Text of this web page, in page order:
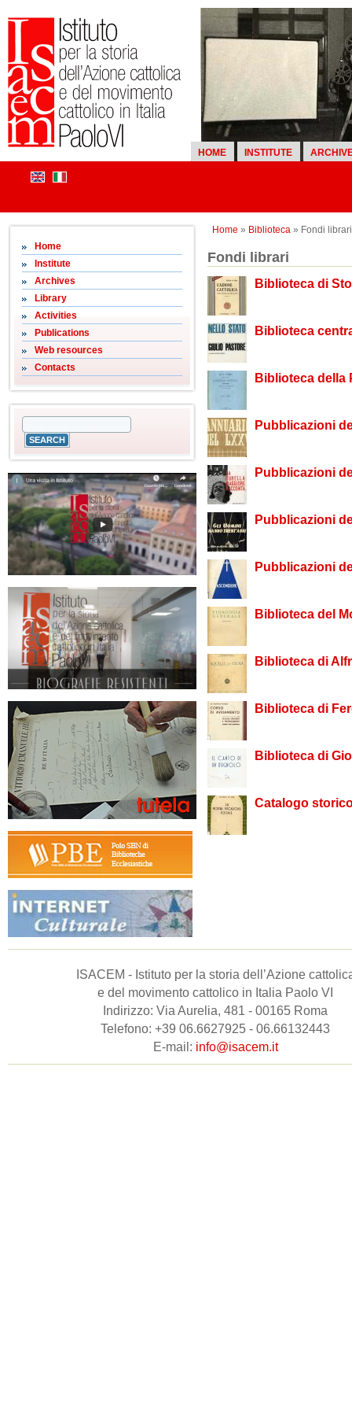
HOME INSTITUTE
Home » Biblioteca» Fondi librari
Home
Institute
Archives
Library
Activities
Publications
Web resources
Contacts
Fondi librari
Biblioteca di
Biblioteca
Biblioteca della
Pubblicazioni
Pubblicazioni
Pubblicazioni
Pubblicazioni
Biblioteca del
Biblioteca di
Biblioteca di
Biblioteca di
Catalogo
ISACEM - Istituto per la storia dell’Azione
e del movimento cattolico in Italia Paolo VI
Indirizzo: Via Aurelia, 481 - 00165 Roma
Telefono: +39 06.6627925 - 06.66132443
E-mail: info@isacem.it